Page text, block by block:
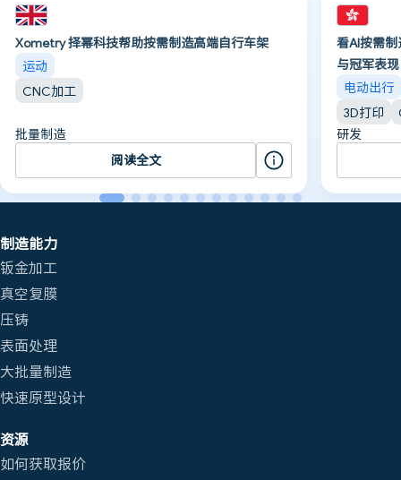
Xometry 择幂科技帮助按需制造高端自行车架
运动
CNC加工
批量制造
阅读全文
看AI按需
与冠军表现
电动出行
3D打印
研发
制造能力
钣金加工
真空复膜
压铸
表面处理
大批量制造
快速原型设计
资源
如何获取报价